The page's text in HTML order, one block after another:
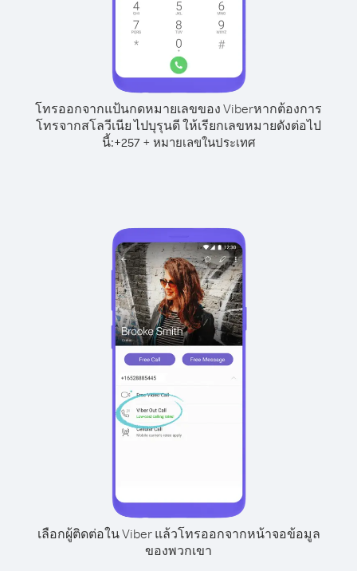
โทรออกจากแป้นกดหมายเลขของ Viberหากต้องการ
โทรจากสโลวีเนีย ไปบุรุนดี ให้เรียกเลขหมายดังต่อไป
นี้:+257+ หมายเลขในประเทศ
เลือกผู้ติดต่อใน Viber แล้วโทรออกจากหน้าจอข้อมูล
ของพวกเขา